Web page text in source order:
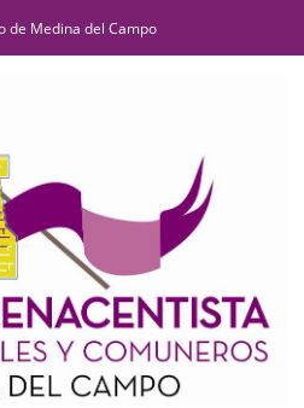
de Medina del Campo